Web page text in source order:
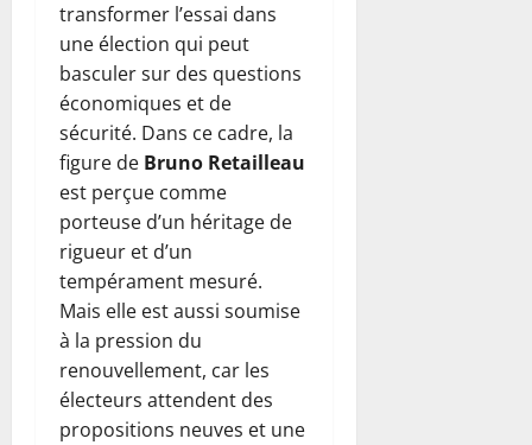
transformer l’essai dans
une élection qui peut
basculer sur des questions
économiques et de
sécurité. Dans ce cadre, la
figure de Bruno Retailleau
est perçue comme
porteuse d’un héritage de
rigueur et d’un
tempérament mesuré.
Mais elle est aussi soumise
à la pression du
renouvellement, car les
électeurs attendent des
propositions neuves et une